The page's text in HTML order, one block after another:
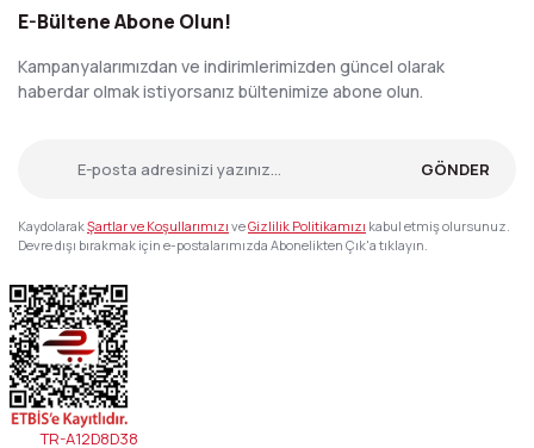
E-Bültene Abone Olun!
Kampanyalarımızdan ve indirimlerimizden güncel olarak
haberdar olmak istiyorsanız bültenimize abone olun.
GÖNDER
KaydolarakŞartlar ve Koşullarımızı veGizlilik Politikamızı kabul etmiş olursunuz.
Devre dışı bırakmak için e-postalarımızda Abonelikten Çık'a tıklayın.
TR-A12D8D38